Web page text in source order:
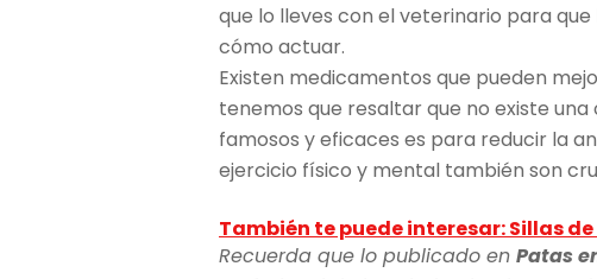
que lo lleves con el veterinario para
cómo actuar.
Existen medicamentos que pueden
tenemos que resaltar que no existe
famosos y eficaces es para reducir la
ejercicio físico y mental también son
También te puede interesar: Sillas
Recuerda que lo publicado en Patas